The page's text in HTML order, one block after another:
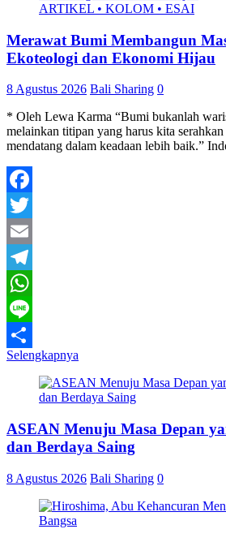
ARTIKEL • KOLOM • ESAI
Merawat Bumi Membangun
Ekoteologi dan Ekonomi Hijau
8 Agustus 2026 Bali Sharing 0
* Oleh Lewa Karma “Bumi bukanlah
melainkan titipan yang harus kita serahkan
mendatang dalam keadaan lebih baik.”
Facebook
Twitter
Email
Telegram
WhatsApp
Line
Share
Selengkapnya
ASEAN Menuju Masa Depan
dan Berdaya Saing
8 Agustus 2026 Bali Sharing 0